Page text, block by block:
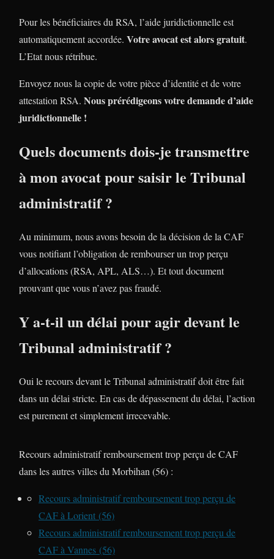
Pour les bénéficiaires du RSA, l’aide juridictionnelle est
automatiquement accordée. Votre avocat est alors gratuit.
L’Etat nous rétribue.
Envoyez nous la copie de votre pièce d’identité et de votre
attestation RSA. Nous prérédigeons votre demande d’aide
juridictionnelle !
Quels documents dois-je transmettre
à mon avocat pour saisir le Tribunal
administratif ?
Au minimum, nous avons besoin de la décision de la CAF
vous notifiant l’obligation de rembourser un trop perçu
d’allocations (RSA, APL, ALS…). Et tout document
prouvant que vous n’avez pas fraudé.
Y a-t-il un délai pour agir devant le
Tribunal administratif ?
Oui le recours devant le Tribunal administratif doit être fait
dans un délai stricte. En cas de dépassement du délai, l’action
est purement et simplement irrecevable.
Recours administratif remboursement trop perçu de CAF
dans les autres villes du Morbihan (56) :
Recours administratif remboursement trop perçu de
CAF à Lorient (56)
Recours administratif remboursement trop perçu de
CAF à Vannes (56)